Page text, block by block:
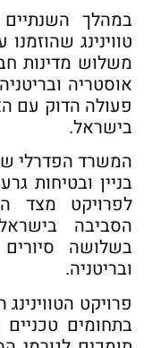
טווינינג
משלוש מדינות
אוסטריה
פעולה הדוק עם
בישראל.
המשרד הפדרלי
בניין ובטיחות
לפרויקט מצד
הסביבה
בשלושה סיורים
ובריטניה.
בתחומים